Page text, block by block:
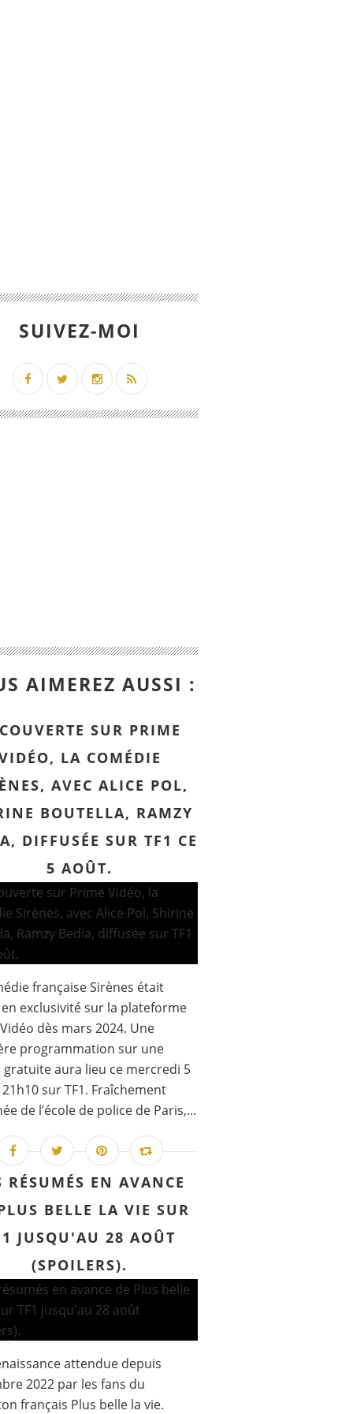
SUIVEZ-MOI
AIMEREZ AUSSI :
SUR PRIME
LA COMÉDIE
AVEC ALICE POL,
BOUTELLA, RAMZY
DIFFUSÉE SUR TF1 CE
5 AOÛT.
française Sirènes était
exclusivité sur la plateforme
dès mars 2024. Une
programmation sur une
gratuite aura lieu ce mercredi 5
sur TF1. Fraîchement
de l’école de police de Paris,...
RÉSUMÉS EN AVANCE
BELLE LA VIE SUR
JUSQU'AU 28 AOÛT
(SPOILERS).
attendue depuis
2022 par les fans du
français Plus belle la vie.